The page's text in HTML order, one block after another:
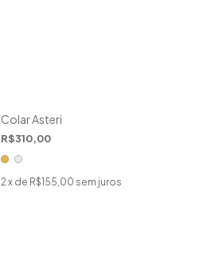
Colar Asteri
R$310,00
2 x de R$155,00 sem juros